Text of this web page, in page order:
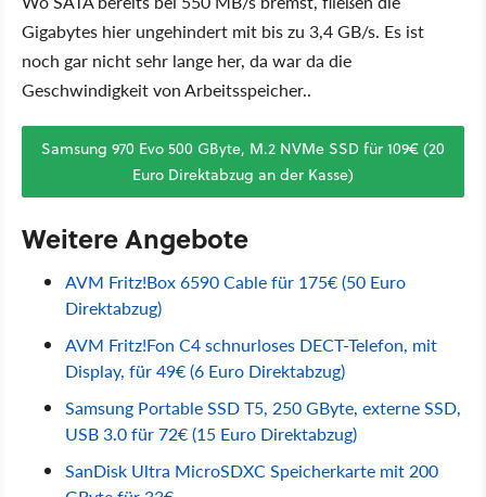
Gigabytes hier ungehindert mit bis zu 3,4 GB/s. Es ist
noch gar nicht sehr lange her, da war da die
Geschwindigkeit von Arbeitsspeicher..
Samsung 970 Evo 500 GByte, M.2 NVMe SSD für 109€ (20
Euro Direktabzug an der Kasse)
Weitere Angebote
AVM Fritz!Box 6590 Cable für 175€ (50 Euro
Direktabzug)
AVM Fritz!Fon C4 schnurloses DECT-Telefon, mit
Display, für 49€ (6 Euro Direktabzug)
Samsung Portable SSD T5, 250 GByte, externe SSD,
USB 3.0 für 72€ (15 Euro Direktabzug)
SanDisk Ultra MicroSDXC Speicherkarte mit 200